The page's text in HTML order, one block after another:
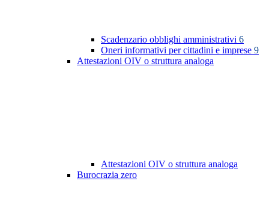
Scadenzario obblighi amministrativi 6
Oneri informativi per cittadini e imprese 9
Attestazioni OIV o struttura analoga
Attestazioni OIV o struttura analoga
Burocrazia zero